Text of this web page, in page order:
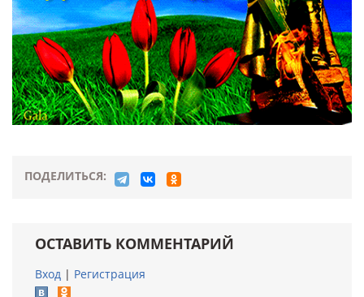
ПОДЕЛИТЬСЯ:
ОСТАВИТЬ КОММЕНТАРИЙ
Вход | Регистрация